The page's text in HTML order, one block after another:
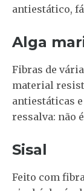
antiestático,
Alga
Fibras de
material
antiestáticas
ressalva: não
Sisal
Feito com